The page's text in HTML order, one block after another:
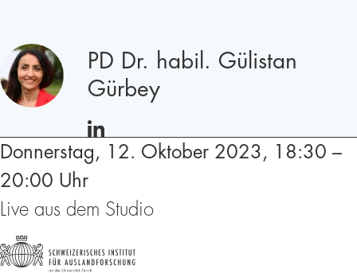
PD Dr. habil. Gülistan
Gürbey
LINKEDIN
Donnerstag, 12. Oktober 2023, 18:30 –
20:00 Uhr
Live aus dem Studio